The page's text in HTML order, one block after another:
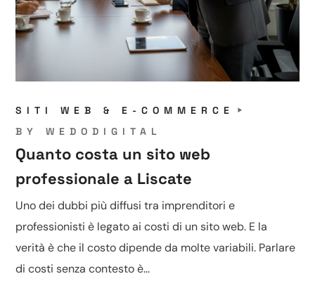
SITI WEB & E-COMMERCE
BYWEDODIGITAL
Quanto costa un sito web
professionale a Liscate
Uno dei dubbi più diffusi tra imprenditori e
professionisti è legato ai costi di un sito web. E la
verità è che il costo dipende da molte variabili. Parlare
di costi senza contesto è...